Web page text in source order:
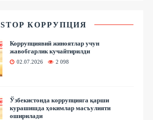
STOP КОРРУПЦИЯ
Коррупциявий жиноятлар учун
жавобгарлик кучайтирилди
02.07.2026 2 098
Ўзбекистонда коррупцияга қарши
курашишда ҳокимлар масъулияти
оширилади